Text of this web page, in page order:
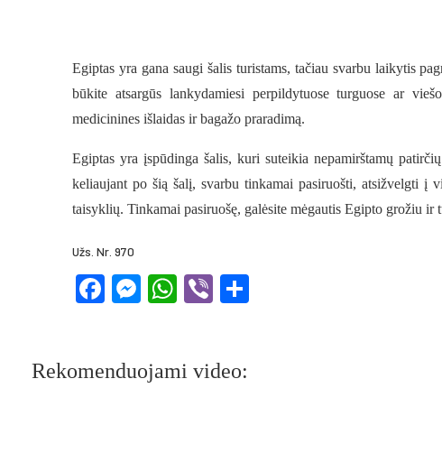
Egiptas yra gana saugi šalis turistams, tačiau svarbu laikytis
būkite atsargūs lankydamiesi perpildytuose turguose ar
medicinines išlaidas ir bagažo praradimą.
Egiptas yra įspūdinga šalis, kuri suteikia nepamirštamų
keliaujant po šią šalį, svarbu tinkamai pasiruošti, atsižvelgti į
taisyklių. Tinkamai pasiruošę, galėsite mėgautis Egipto grožiu ir
Užs. Nr. 970
Facebook
Messenger
WhatsApp
Viber
Rekomenduojami video: